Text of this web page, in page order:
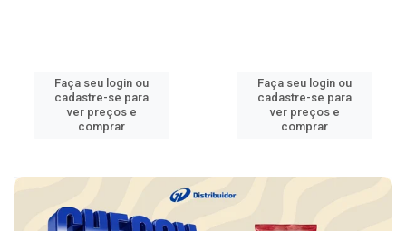
Faça seu login ou
cadastre-se para
ver preços e
comprar
Faça seu login ou
cadastre-se para
ver preços e
comprar